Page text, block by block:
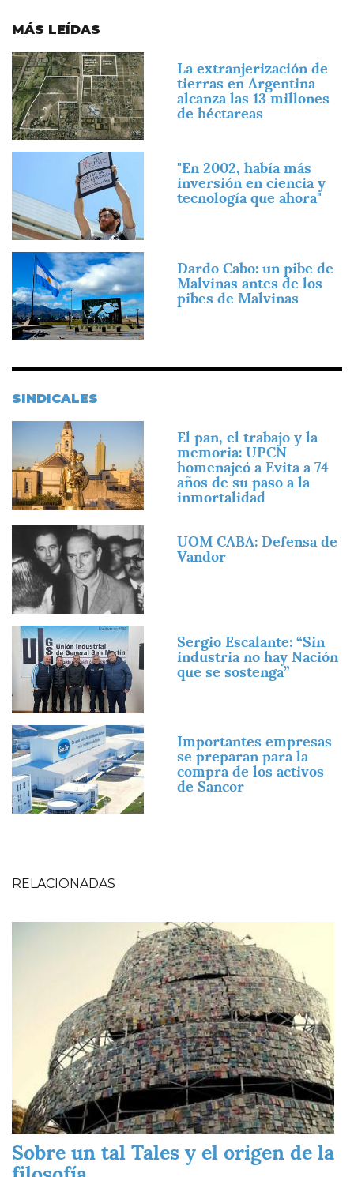
MÁS LEÍDAS
Imagen
La extranjerización de
tierras en Argentina
alcanza las 13 millones
de héctareas
"En 2002, había más
inversión en ciencia y
tecnología que ahora"
Imagen
Dardo Cabo: un pibe de
Malvinas antes de los
pibes de Malvinas
SINDICALES
El pan, el trabajo y la
memoria: UPCN
homenajeó a Evita a 74
años de su paso a la
inmortalidad
Imagen
UOM CABA: Defensa de
Vandor
Imagen
Sergio Escalante: “Sin
industria no hay Nación
que se sostenga”
Imagen
Importantes empresas
se preparan para la
compra de los activos
de Sancor
RELACIONADAS
Sobre un tal Tales y el origen de la